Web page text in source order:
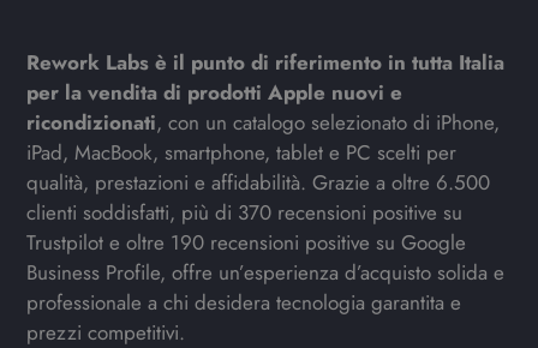
Rework Labs è il punto di riferimento in tutta Italia
per la vendita di prodotti Apple nuovi e
ricondizionati, con un catalogo selezionato di iPhone,
iPad, MacBook, smartphone, tablet e PC scelti per
qualità, prestazioni e affidabilità. Grazie a oltre 6.500
clienti soddisfatti, più di 370 recensioni positive su
Trustpilot e oltre 190 recensioni positive su Google
Business Profile, offre un’esperienza d’acquisto solida e
professionale a chi desidera tecnologia garantita e
prezzi competitivi.